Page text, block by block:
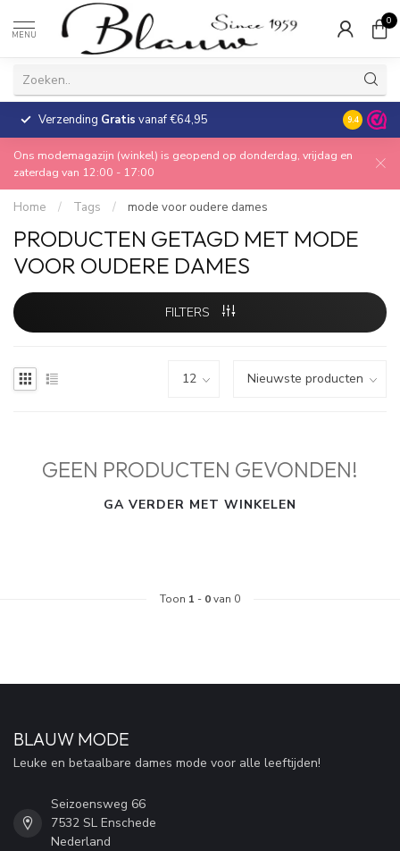
MENU
0
Verzending Gratis vanaf €64,95 30 dagen
9.4
Ons modemagazijn (winkel) is geopend op donderdag, vrijdag en
zaterdag van 12:00 - 17:00
Home / Tags / mode voor oudere dames
PRODUCTEN GETAGD MET MODE
VOOR OUDERE DAMES
FILTERS
GEEN PRODUCTEN GEVONDEN!
GA VERDER MET WINKELEN
Toon 1 - 0van 0
BLAUW MODE
Leuke en betaalbare dames mode voor alle leeftijden!
Seizoensweg 66
7532 SL Enschede
Nederland